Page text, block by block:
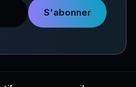
S'abonner